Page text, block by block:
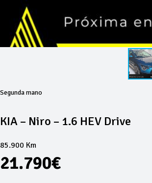
Segunda mano
KIA – Niro – 1.6 HEV Drive
85.900 Km
21.790€